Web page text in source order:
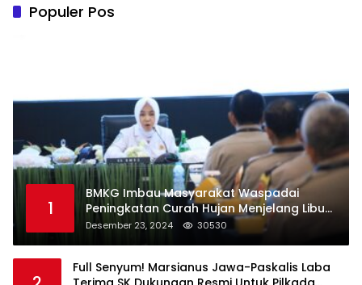
Populer Pos
1
BMKG Imbau Masyarakat Waspadai
Peningkatan Curah Hujan Menjelang Libur
Natal dan Tahun Baru
Desember 23, 2024 30530
Full Senyum! Marsianus Jawa-Paskalis Laba